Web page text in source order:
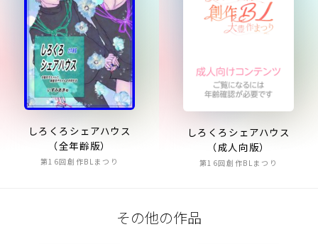
しろくろシェアハウス
（全年齢版）
第16回創作BLまつり
しろくろシェアハウス
（成人向版）
第16回創作BLまつり
その他の作品